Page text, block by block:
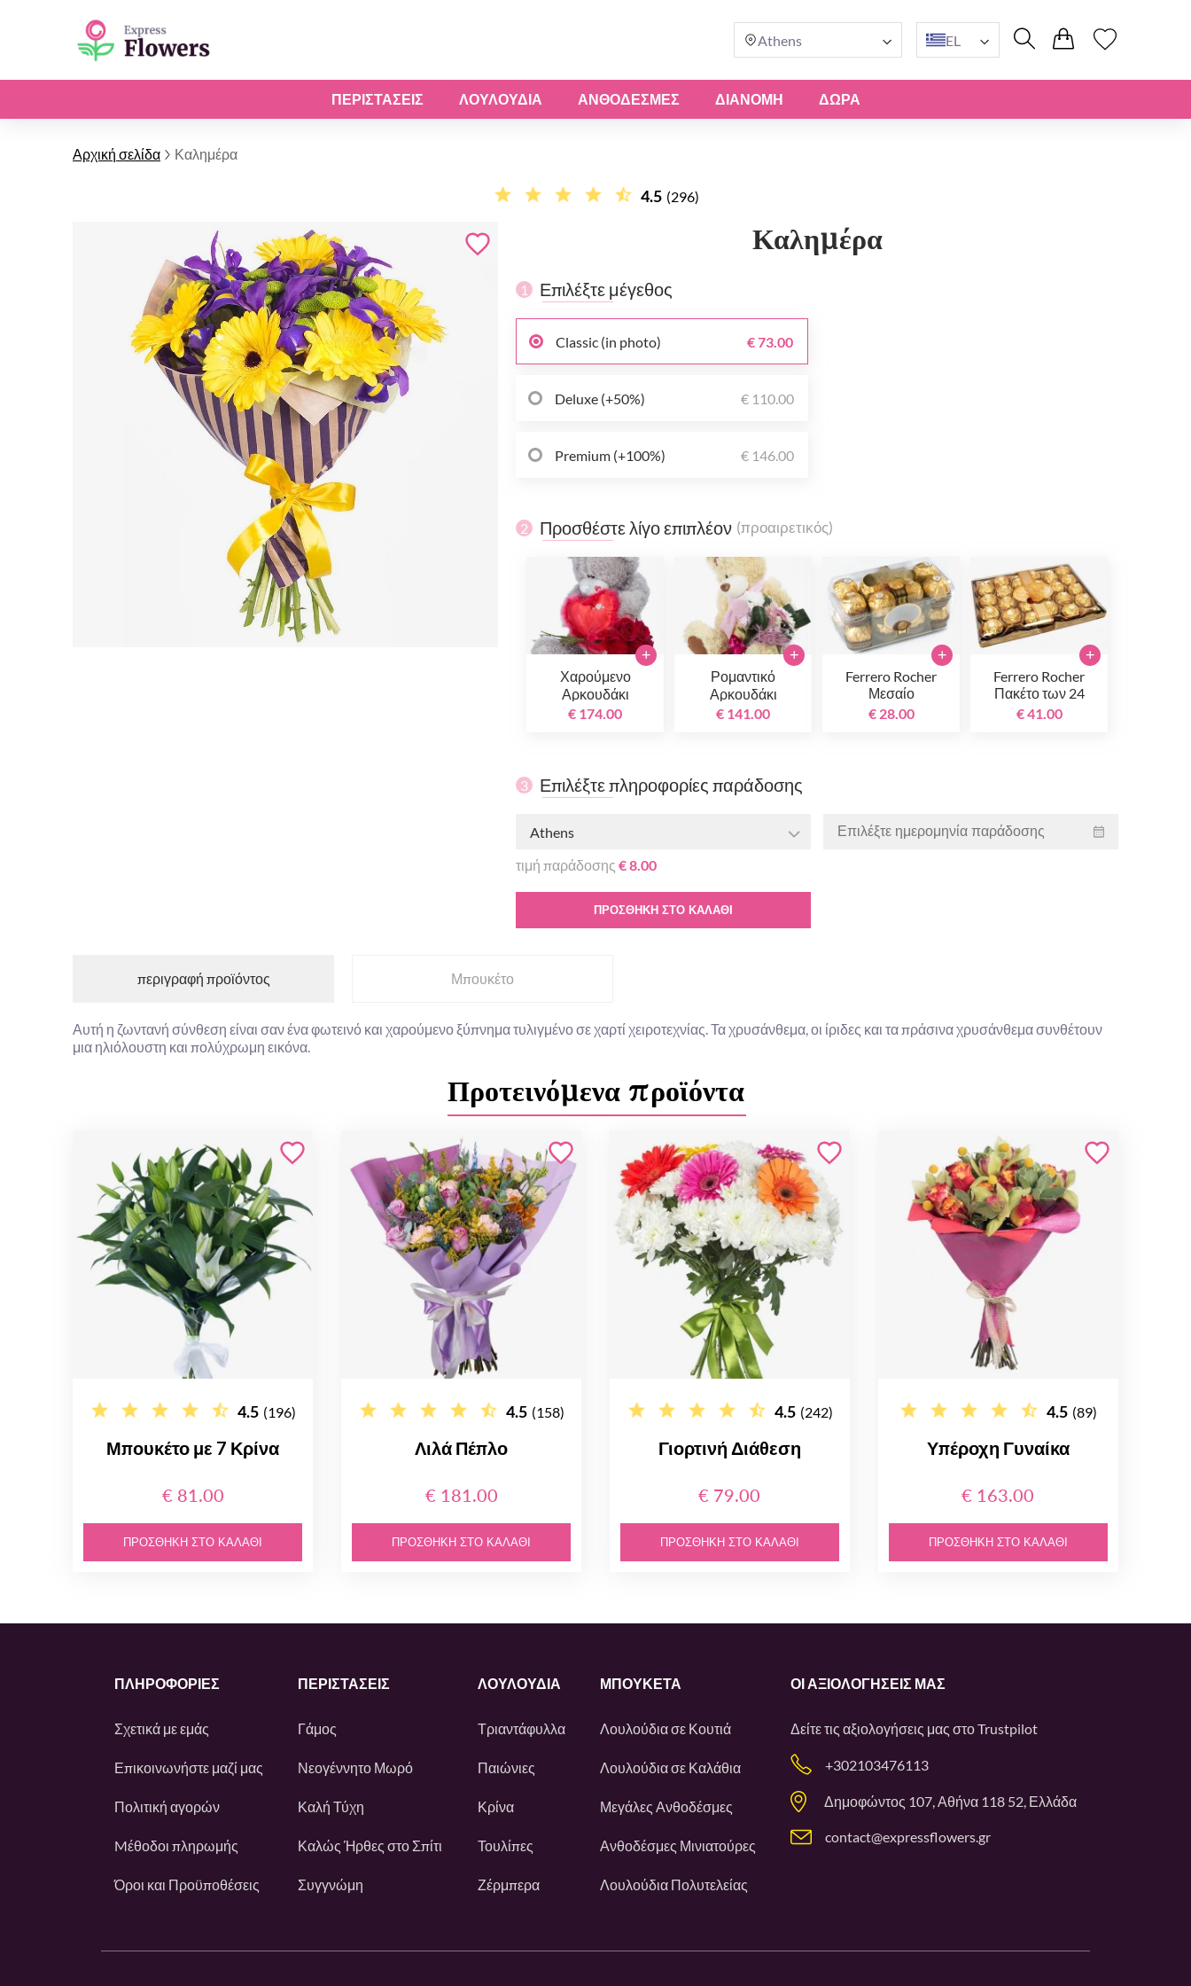
Athens EL
ΠΕΡΙΣΤΆΣΕΙΣ ΛΟΥΛΟΎΔΙΑ ΑΝΘΟΔΈΣΜΕΣ ΔΙΑΝΟΜΗ ΔΏΡΑ
Αρχική σελίδα Καλημέρα
4.5 (296)
Καλημέρα
1 Επιλέξτε μέγεθος
Classic (in photo) € 73.00
Deluxe (+50%) € 110.00
Premium (+100%) € 146.00
2 Προσθέστε λίγο επιπλέον (προαιρετικός)
Χαρούμενο
Αρκουδάκι
€ 174.00
+
Ρομαντικό
Αρκουδάκι
€ 141.00
+
Ferrero Rocher
Μεσαίο
€ 28.00
+
Ferrero Rocher
Πακέτο των 24
€ 41.00
+
3 Επιλέξτε πληροφορίες παράδοσης
Athens
τιμή παράδοσης€ 8.00
ΠΡΟΣΘΉΚΗ ΣΤΟ ΚΑΛΆΘΙ
περιγραφή προϊόντος Μπουκέτο
Αυτή η ζωντανή σύνθεση είναι σαν ένα φωτεινό και χαρούμενο ξύπνημα τυλιγμένο σε χαρτί χειροτεχνίας. Τα χρυσάνθεμα, οι ίριδες και τα πράσινα χρυσάνθεμα συνθέτουν
μια ηλιόλουστη και πολύχρωμη εικόνα.
Προτεινόμενα προϊόντα
4.5 (196)
Μπουκέτο με 7 Κρίνα
€ 81.00
ΠΡΟΣΘΉΚΗ ΣΤΟ ΚΑΛΆΘΙ
4.5 (158)
Λιλά Πέπλο
€ 181.00
ΠΡΟΣΘΉΚΗ ΣΤΟ ΚΑΛΆΘΙ
4.5 (242)
Γιορτινή Διάθεση
€ 79.00
ΠΡΟΣΘΉΚΗ ΣΤΟ ΚΑΛΆΘΙ
4.5 (89)
Υπέροχη Γυναίκα
€ 163.00
ΠΡΟΣΘΉΚΗ ΣΤΟ ΚΑΛΆΘΙ
ΠΛΗΡΟΦΟΡΙΕΣ
Σχετικά με εμάς
Επικοινωνήστε μαζί μας
Πολιτική αγορών
Mέθοδοι πληρωμής
Όροι και Προϋποθέσεις
ΠΕΡΙΣΤΆΣΕΙΣ
Γάμος
Νεογέννητο Μωρό
Καλή Τύχη
Καλώς Ήρθες στο Σπίτι
Συγγνώμη
ΛΟΥΛΟΎΔΙΑ
Τριαντάφυλλα
Παιώνιες
Κρίνα
Τουλίπες
Ζέρμπερα
ΜΠΟΥΚΕΤΑ
Λουλούδια σε Κουτιά
Λουλούδια σε Καλάθια
Μεγάλες Ανθοδέσμες
Ανθοδέσμες Μινιατούρες
Λουλούδια Πολυτελείας
ΟΙ ΑΞΙΟΛΟΓΉΣΕΙΣ ΜΑΣ
Δείτε τις αξιολογήσεις μας στοTrustpilot
+302103476113
Δημοφώντος 107, Αθήνα 118 52, Ελλάδα
contact@expressflowers.gr